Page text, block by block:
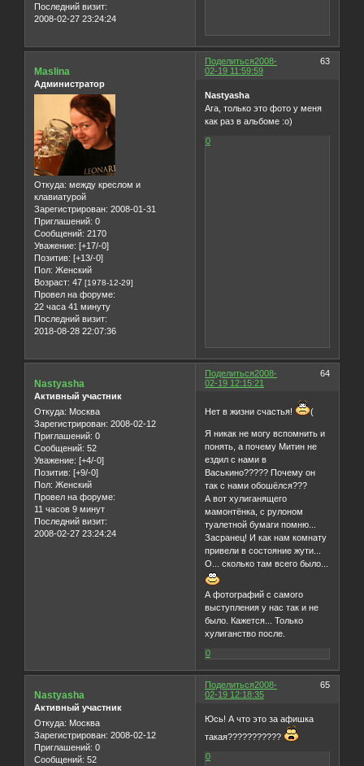
Последний визит:
2008-02-27 23:24:24
Поделиться 63
2008-
02-19 11:59:59
Maslina
Администратор
Откуда: между креслом и
клавиатурой
Зарегистрирован: 2008-01-31
Приглашений: 0
Сообщений: 2170
Уважение: [+17/-0]
Позитив: [+13/-0]
Пол: Женский
Возраст: 47 [1978-12-29]
Провел на форуме:
22 часа 41 минуту
Последний визит:
2018-08-28 22:07:36
Nastyasha
Ага, только это фото у меня
как раз в альбоме :о)
0
Поделиться 64
2008-
02-19 12:15:21
Nastyasha
Активный участник
Откуда: Москва
Зарегистрирован: 2008-02-12
Приглашений: 0
Сообщений: 52
Уважение: [+4/-0]
Позитив: [+9/-0]
Пол: Женский
Провел на форуме:
11 часов 9 минут
Последний визит:
2008-02-27 23:24:24
Нет в жизни счастья! (
Я никак не могу вспомнить и
понять, а почему Митин не
ездил с нами в
Васькино????? Почему он
так с нами обошёлся???
А вот хулиганящего
мамонтёнка, с рулоном
туалетной бумаги помню...
Засранец! И как нам комнату
привели в состояние жути...
О... сколько там всего было...
А фотографий с самого
выступления у нас так и не
было. Кажется... Только
хулиганство после.
0
Поделиться 65
2008-
02-19 12:18:35
Nastyasha
Активный участник
Откуда: Москва
Зарегистрирован: 2008-02-12
Приглашений: 0
Сообщений: 52
Юсь! А что это за афишка
такая???????????
0